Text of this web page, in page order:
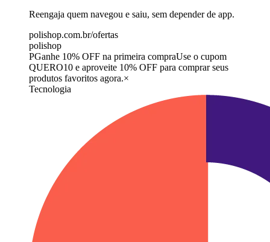
Reengaja quem navegou e saiu, sem depender de app.
polishop.com.br/ofertas
polishop
PGanhe 10% OFF na primeira compraUse o cupom
QUERO10 e aproveite 10% OFF para comprar seus
produtos favoritos agora.×
Tecnologia